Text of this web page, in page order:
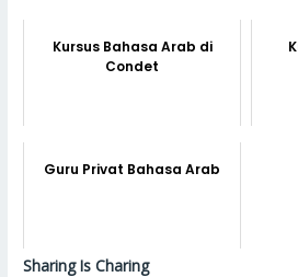
Kursus Bahasa Arab di
Condet
Guru Privat Bahasa Arab
Sharing Is Charing